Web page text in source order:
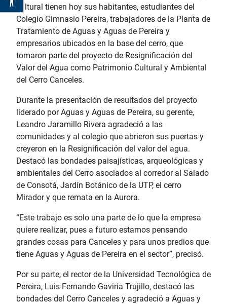
cultural tienen hoy sus habitantes, estudiantes del
Colegio Gimnasio Pereira, trabajadores de la Planta de
Tratamiento de Aguas y Aguas de Pereira y
empresarios ubicados en la base del cerro, que
tomaron parte del proyecto de Resignificación del
Valor del Agua como Patrimonio Cultural y Ambiental
del Cerro Canceles.
Durante la presentación de resultados del proyecto
liderado por Aguas y Aguas de Pereira, su gerente,
Leandro Jaramillo Rivera agradeció a las
comunidades y al colegio que abrieron sus puertas y
creyeron en la Resignificación del valor del agua.
Destacó las bondades paisajísticas, arqueológicas y
ambientales del Cerro asociados al corredor al Salado
de Consotá, Jardín Botánico de la UTP, el cerro
Mirador y que remata en la Aurora.
“Este trabajo es solo una parte de lo que la empresa
quiere realizar, pues a futuro estamos pensando
grandes cosas para Canceles y para unos predios que
tiene Aguas y Aguas de Pereira en el sector”, precisó.
Por su parte, el rector de la Universidad Tecnológica de
Pereira, Luis Fernando Gaviria Trujillo, destacó las
bondades del Cerro Canceles y agradeció a Aguas y